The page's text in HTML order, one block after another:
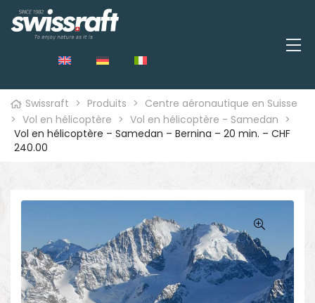
Swissraft > Produits > Centre aéronautique en Suisse
> Vol en hélicoptère > Vol en hélicoptère - Samedan >
Vol en hélicoptère – Samedan – Bernina – 20 min. – CHF
240.00
🔍